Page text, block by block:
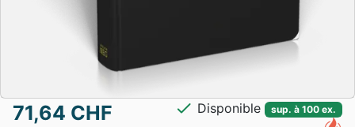
71,64 CHF check Disponible sup. à 100 ex.